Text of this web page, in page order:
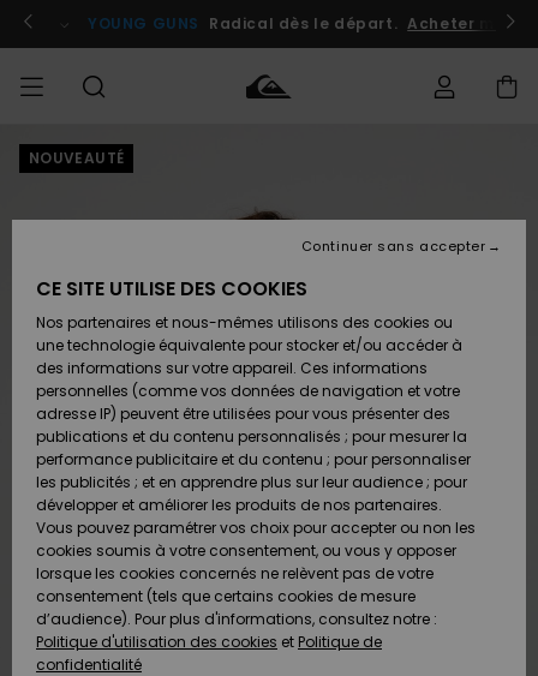
l'information
le
Se connecter / s'inscrire
YOUNG GUNS Radical dès le départ. Acheter
HOMME
Chaussures
& Tongs
Surf
Snow
Nouveautés
Chaussures
& Tongs
Surf
Snow
Nouveautés
FEMME
A
Découvrir
Snow
SURF
Homme
Surf
Shop
Enfant
Highlights
Communauté
SNOW
Homme
Snow
Shop
Enfant
Snow
Shop
Femme
A
Découvrir
Communauté
OUTLET
Enfant
Outlet
Femme
AIDE &
CONTACT
Retours
Paiement
Carte
Cadeau
Quiksilver
Freedom
Protection
des
MAGASINS
NOUVEAUTÉ
CE SITE UTILISE DES COOKIES
Nos partenaires et nous-mêmes utilisons des cookies ou
une technologie équivalente pour stocker et/ou accéder à
des informations sur votre appareil. Ces informations
personnelles (comme vos données de navigation et votre
adresse IP) peuvent être utilisées pour vous présenter des
publications et du contenu personnalisés ; pour mesurer la
performance publicitaire et du contenu ; pour personnaliser
les publicités ; et en apprendre plus sur leur audience ; pour
développer et améliorer les produits de nos partenaires.
Vous pouvez paramétrer vos choix pour accepter ou non les
cookies soumis à votre consentement, ou vous y opposer
lorsque les cookies concernés ne relèvent pas de votre
consentement (tels que certains cookies de mesure
d’audience). Pour plus d'informations, consultez notre :
Politique d'utilisation des cookies et Politique de
confidentialité
Continuer sans accepter